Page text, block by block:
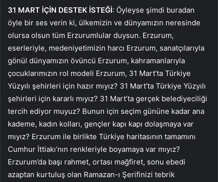
31 MART İÇİN DESTEK İSTEĞİ: Öyleyse şimdi buradan
öyle bir ses verin ki, ülkemizin ve dünyamızın neresinde
olursa olsun tüm Erzurumlular duysun. Erzurum,
eserleriyle, medeniyetimizin harcı Erzurum, sanatçılarıyla
gönül dünyamızın övüncü Erzurum, kahramanlarıyla
çocuklarımızın rol modeli Erzurum, 31 Mart’ta Türkiye
Yüzyılı şehirleri için hazır mıyız? 31 Mart’ta Türkiye Yüzyılı
şehirleri için kararlı mıyız? 31 Mart’ta gerçek belediyeciliği
tercih ediyor muyuz? Bunun için seçim gününe kadar ana
kademe, kadın kolları, gençler kapı kapı dolaşmaya var
mıyız? Erzurum ile birlikte Türkiye haritasının tamamını
Cumhur İttiakı’nın renkleriyle boyamaya var mıyız?
Erzurum’da başı rahmet, ortası mağfiret, sonu ebedi
azaptan kurtuluş olan Ramazan-ı Şerifinizi tebrik